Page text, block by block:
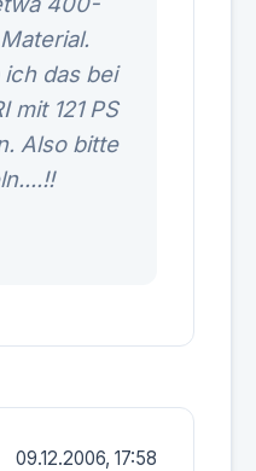
das bei
mit 121 PS
Also bitte
09.12.2006, 17:58